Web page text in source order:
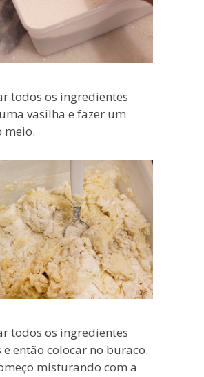
todos os ingredientes
vasilha e fazer um
meio.
todos os ingredientes
então colocar no buraco.
misturando com a